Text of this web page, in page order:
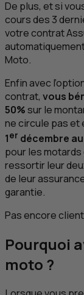
De plus, et si
cours des 3
votre contrat
Moto.
Enfin avec
contrat, vous
50%sur le
ne circule pas et
1er décembre au
pour les
ressortir leur
de leur
garantie.
Pas encore
Pourquoi
moto ?